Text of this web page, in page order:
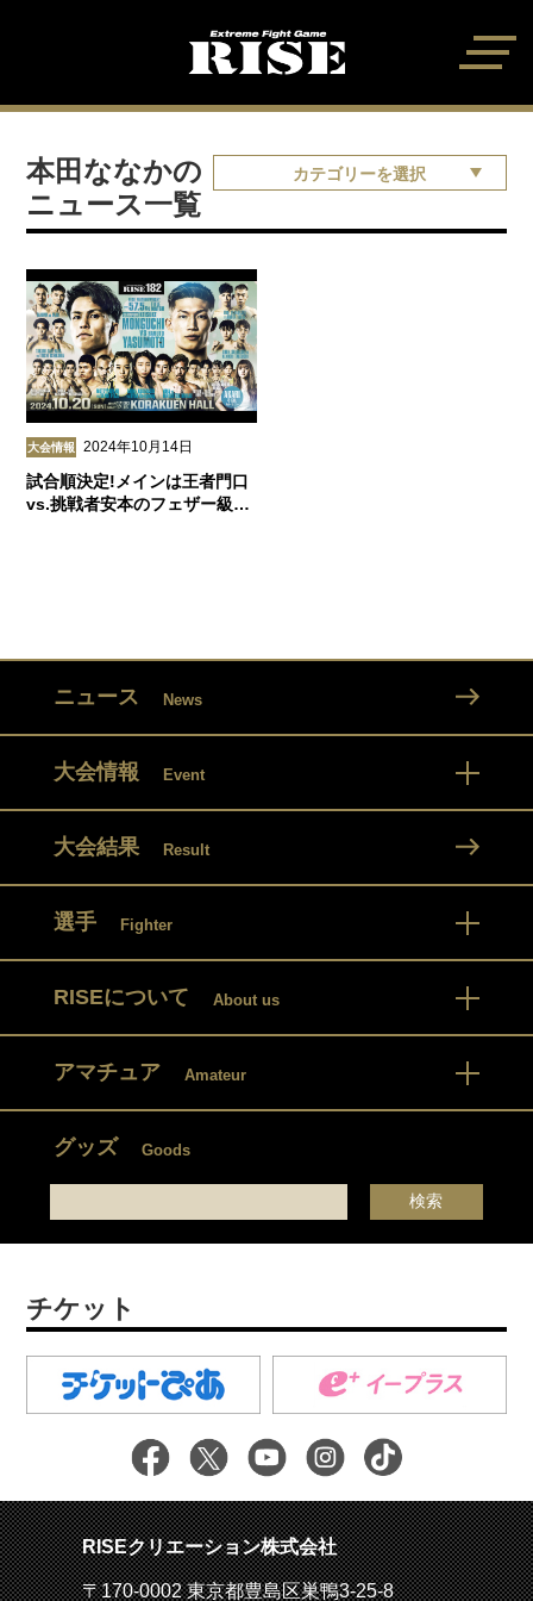
カテゴリーを選択
本田ななかの
ニュース一覧
大会情報 2024年10月14日
試合順決定!メインは王者門口
vs.挑戦者安本のフェザー級…
ニュース News
大会情報 Event
大会結果 Result
選手 Fighter
RISEについて About us
アマチュア Amateur
グッズ Goods
チケット
RISEクリエーション株式会社
〒170-0002 東京都豊島区巣鴨3-25-8